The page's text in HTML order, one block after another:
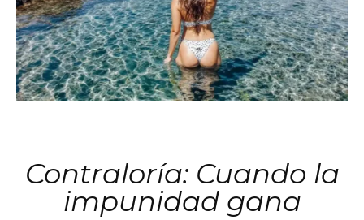
Contraloría: Cuando la
impunidad gana